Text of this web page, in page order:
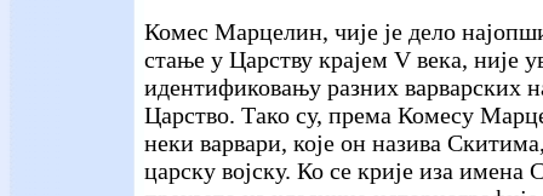
Комес Марцелин, чије је дело
стање у Царству крајем V века, није
идентификовању разних варварских
Царство. Тако су, према Комесу
неки варвари, које он назива
царску војску. Ко се крије иза имена